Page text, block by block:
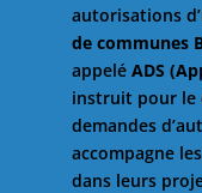
autorisations
de communes
appelé ADS
instruit pour le
demandes
accompagne
dans leurs